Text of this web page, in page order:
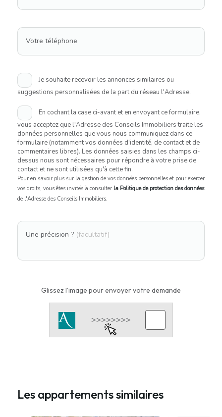
Votre téléphone
Je souhaite recevoir les annonces similaires ou
suggestions personnalisées de la part du réseau l'Adresse.
En cochant la case ci-avant et en envoyant ce formulaire,
vous acceptez que l'Adresse des Conseils Immobiliers traite les
données personnelles que vous nous communiquez dans ce
formulaire (notamment vos données d'identité, de contact et de
commentaires libres). Les données saisies dans les champs ci-
dessus nous sont nécessaires pour répondre à votre prise de
contact et ne sont utilisées qu'à cette fin.
Pour en savoir plus sur la gestion de vos données personnelles et pour exercer
vos droits, vous êtes invités à consulter la Politique de protection des données
de l'Adresse des Conseils Immobiliers.
Une précision ? (facultatif)
Glissez l'image pour envoyer votre demande
Les appartements similaires